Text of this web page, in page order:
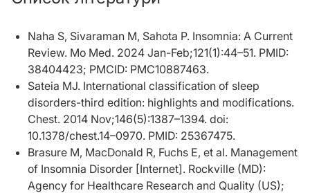
Naha S, Sivaraman M, Sahota P. Insomnia: A Current
Review. Mo Med. 2024 Jan-Feb;121(1):44–51. PMID:
38404423; PMCID: PMC10887463.
Sateia MJ. International classification of sleep
disorders-third edition: highlights and modifications.
Chest. 2014 Nov;146(5):1387–1394. doi:
10.1378/chest.14–0970. PMID: 25367475.
Brasure M, MacDonald R, Fuchs E, et al. Management
of Insomnia Disorder [Internet]. Rockville (MD):
Agency for Healthcare Research and Quality (US);